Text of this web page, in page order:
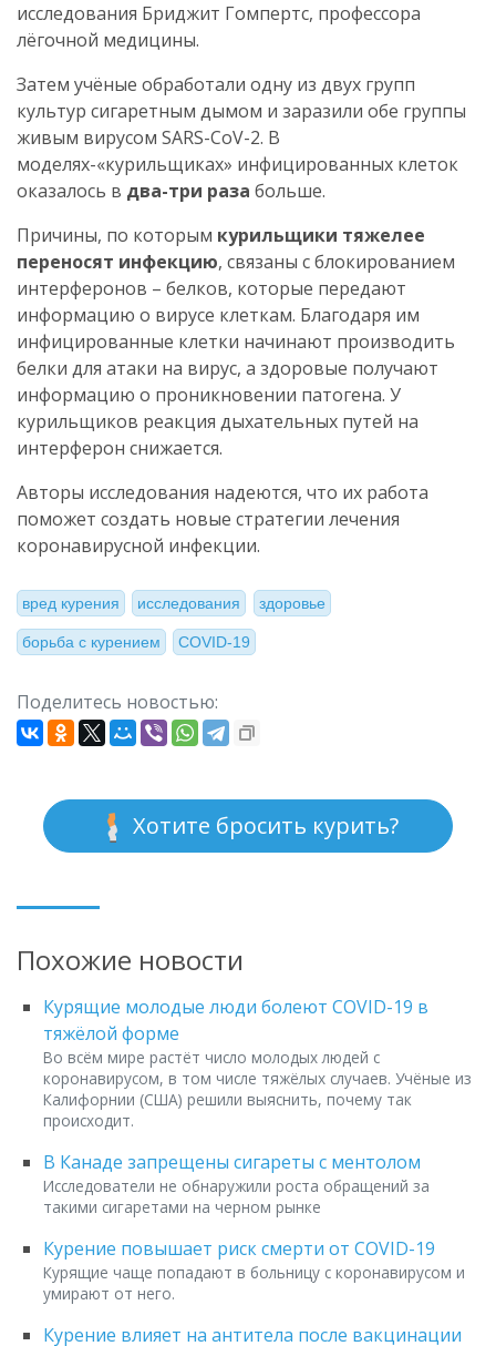
исследования Бриджит Гомпертс, профессора
лёгочной медицины.
Затем учёные обработали одну из двух групп
культур сигаретным дымом и заразили обе группы
живым вирусом SARS-CoV-2. В
моделях-«курильщиках» инфицированных клеток
оказалось в два-три раза больше.
Причины, по которым курильщики тяжелее
переносят инфекцию, связаны с блокированием
интерферонов – белков, которые передают
информацию о вирусе клеткам. Благодаря им
инфицированные клетки начинают производить
белки для атаки на вирус, а здоровые получают
информацию о проникновении патогена. У
курильщиков реакция дыхательных путей на
интерферон снижается.
Авторы исследования надеются, что их работа
поможет создать новые стратегии лечения
коронавирусной инфекции.
вред курения исследования здоровье
борьба с курением COVID-19
Поделитесь новостью:
Хотите бросить курить?
Похожие новости
Курящие молодые люди болеют COVID-19 в
тяжёлой форме
Во всём мире растёт число молодых людей c
коронавирусом, в том числе тяжёлых случаев. Учёные из
Калифорнии (США) решили выяснить, почему так
происходит.
В Канаде запрещены сигареты с ментолом
Исследователи не обнаружили роста обращений за
такими сигаретами на черном рынке
Курение повышает риск смерти от COVID-19
Курящие чаще попадают в больницу с коронавирусом и
умирают от него.
Курение влияет на антитела после вакцинации